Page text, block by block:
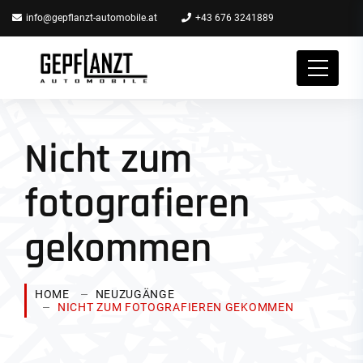
info@gepflanzt-automobile.at +43 676 3241889
Nicht zum
fotografieren
gekommen
HOME
NEUZUGÄNGE
NICHT ZUM FOTOGRAFIEREN GEKOMMEN